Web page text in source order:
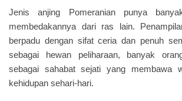
Jenis anjing Pomeranian punya
membedakannya dari ras lain.
berpadu dengan sifat ceria dan penuh
sebagai hewan peliharaan, banyak
sebagai sahabat sejati yang membawa
kehidupan sehari-hari.